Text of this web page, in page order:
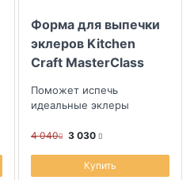
Форма для выпечки
эклеров Kitchen
Craft MasterClass
Поможет испечь
идеальные эклеры
4 040 3 030
Купить